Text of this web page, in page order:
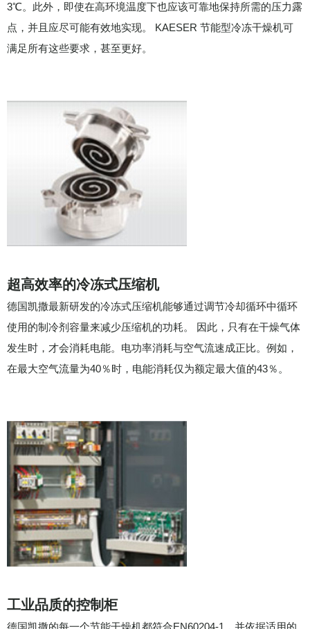
3℃。此外，即使在高环境温度下也应该可靠地保持所需的压力露
点，并且应尽可能有效地实现。 KAESER 节能型冷冻干燥机可
满足所有这些要求，甚至更好。
超高效率的冷冻式压缩机
德国凯撒最新研发的冷冻式压缩机能够通过调节冷却循环中循环
使用的制冷剂容量来减少压缩机的功耗。 因此，只有在干燥气体
发生时，才会消耗电能。电功率消耗与空气流速成正比。例如，
在最大空气流量为40％时，电能消耗仅为额定最大值的43％。
工业品质的控制柜
德国凯撒的每一个节能干燥机都符合EN60204-1，并依据适用的